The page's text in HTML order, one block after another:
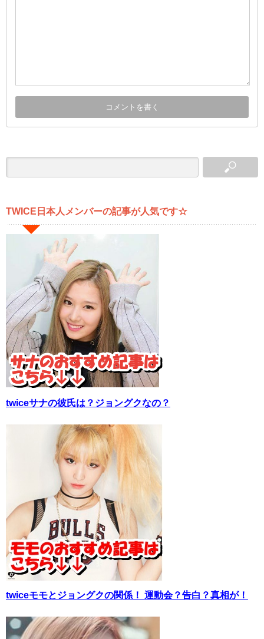
TWICE日本人メンバーの記事が人気です☆
twiceサナの彼氏は？ジョングクなの？
twiceモモとジョングクの関係！ 運動会？告白？真相が！